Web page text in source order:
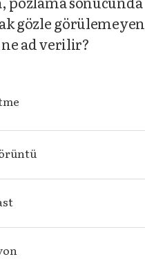
gözle görülemeyen
ad verilir?